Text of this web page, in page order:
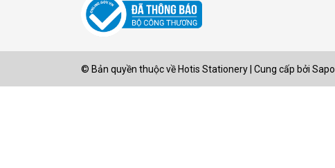
© Bản quyền thuộc về Hotis Stationery Cung cấp bởi Sapo